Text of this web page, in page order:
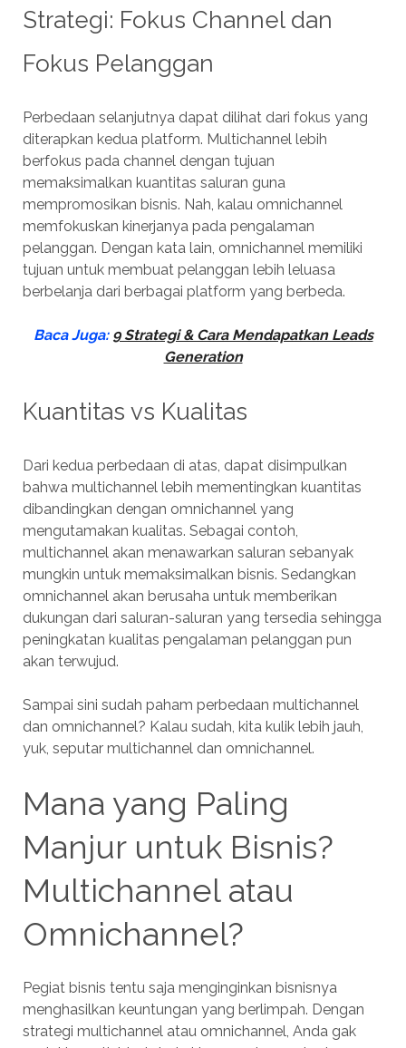
Strategi: Fokus Channel dan
Fokus Pelanggan
Perbedaan selanjutnya dapat dilihat dari fokus yang
diterapkan kedua platform. Multichannel lebih
berfokus pada channel dengan tujuan
memaksimalkan kuantitas saluran guna
mempromosikan bisnis. Nah, kalau omnichannel
memfokuskan kinerjanya pada pengalaman
pelanggan. Dengan kata lain, omnichannel memiliki
tujuan untuk membuat pelanggan lebih leluasa
berbelanja dari berbagai platform yang berbeda.
Baca Juga: 9 Strategi & Cara Mendapatkan Leads
Generation
Kuantitas vs Kualitas
Dari kedua perbedaan di atas, dapat disimpulkan
bahwa multichannel lebih mementingkan kuantitas
dibandingkan dengan omnichannel yang
mengutamakan kualitas. Sebagai contoh,
multichannel akan menawarkan saluran sebanyak
mungkin untuk memaksimalkan bisnis. Sedangkan
omnichannel akan berusaha untuk memberikan
dukungan dari saluran-saluran yang tersedia sehingga
peningkatan kualitas pengalaman pelanggan pun
akan terwujud.
Sampai sini sudah paham perbedaan multichannel
dan omnichannel? Kalau sudah, kita kulik lebih jauh,
yuk, seputar multichannel dan omnichannel.
Mana yang Paling
Manjur untuk Bisnis?
Multichannel atau
Omnichannel?
Pegiat bisnis tentu saja menginginkan bisnisnya
menghasilkan keuntungan yang berlimpah. Dengan
strategi multichannel atau omnichannel, Anda gak